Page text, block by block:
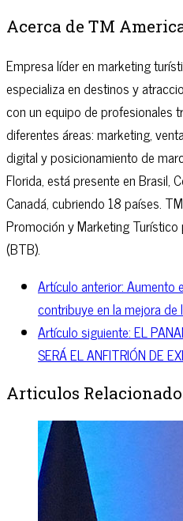
Acerca de TM
Empresa líder en marketing
especializa en destinos y
con un equipo de profesionales
diferentes áreas: marketing,
digital y posicionamiento de
Florida, está presente en Brasil,
Canadá, cubriendo 18 países.
Promoción y Marketing
(BTB).
Artículo anterior: Aumento
contribuye en la mejora
Artículo siguiente: EL
SERÁ EL ANFITRIÓN DE
Articulos